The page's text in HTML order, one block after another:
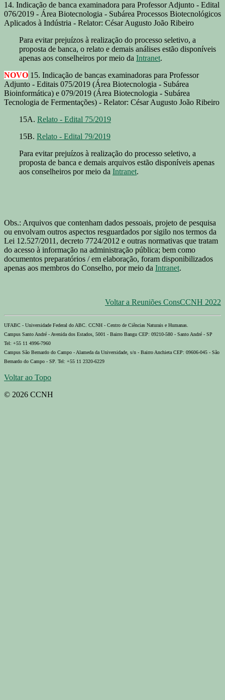
14. Indicação de banca examinadora para Professor Adjunto - Edital
076/2019 - Área Biotecnologia - Subárea Processos Biotecnológicos
Aplicados à Indústria - Relator: César Augusto João Ribeiro
Para evitar prejuízos à realização do processo seletivo, a
proposta de banca, o relato e demais análises estão disponíveis
apenas aos conselheiros por meio da Intranet.
NOVO 15. Indicação de bancas examinadoras para Professor
Adjunto - Editais 075/2019 (Área Biotecnologia - Subárea
Bioinformática) e 079/2019 (Área Biotecnologia - Subárea
Tecnologia de Fermentações) - Relator: César Augusto João Ribeiro
15A. Relato - Edital 75/2019
15B. Relato - Edital 79/2019
Para evitar prejuízos à realização do processo seletivo, a
proposta de banca e demais arquivos estão disponíveis apenas
aos conselheiros por meio da Intranet.
Obs.: Arquivos que contenham dados pessoais, projeto de pesquisa
ou envolvam outros aspectos resguardados por sigilo nos termos da
Lei 12.527/2011, decreto 7724/2012 e outras normativas que tratam
do acesso à informação na administração pública; bem como
documentos preparatórios / em elaboração, foram disponibilizados
apenas aos membros do Conselho, por meio da Intranet.
Voltar a Reuniões ConsCCNH 2022
UFABC - Universidade Federal do ABC. CCNH - Centro de Ciências Naturais e Humanas.
Campus Santo André - Avenida dos Estados, 5001 - Bairro Bangu CEP: 09210-580 - Santo André - SP
Tel: +55 11 4996-7960
Campus São Bernardo do Campo - Alameda da Universidade, s/n - Bairro Anchieta CEP: 09606-045 - São
Bernardo do Campo - SP. Tel: +55 11 2320-6229
Voltar ao Topo
© 2026 CCNH